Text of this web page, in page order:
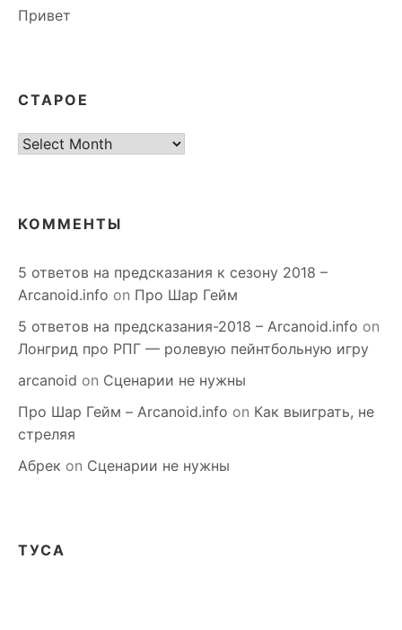
Привет
СТАРОЕ
старое
КОММЕНТЫ
5 ответов на предсказания к сезону 2018 –
Arcanoid.info on Про Шар Гейм
5 ответов на предсказания-2018 – Arcanoid.info on
Лонгрид про РПГ — ролевую пейнтбольную игру
arcanoid on Сценарии не нужны
Про Шар Гейм – Arcanoid.info on Как выиграть, не
стреляя
Абрек on Сценарии не нужны
ТУСА